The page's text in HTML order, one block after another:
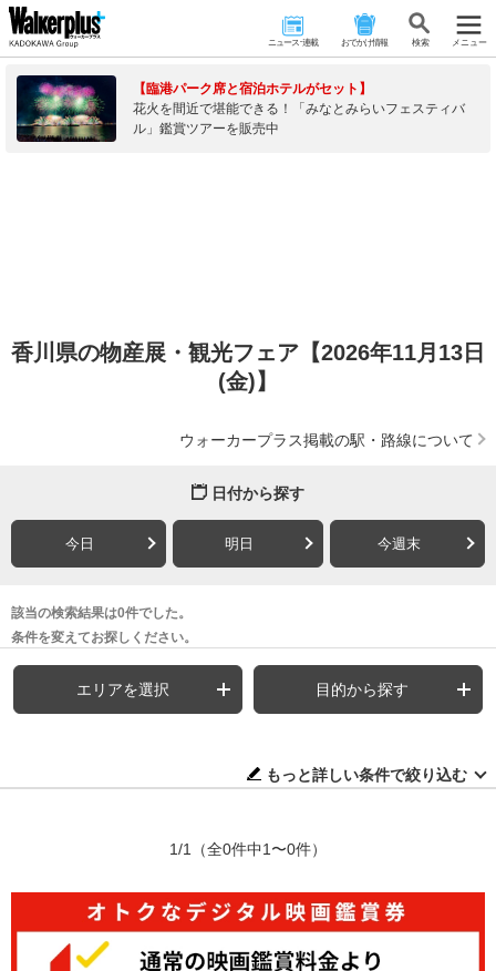
ニュース･連載 おでかけ情報 検 索 メニュー
【臨港パーク席と宿泊ホテルがセット】
花火を間近で堪能できる！「みなとみらいフェスティバ
ル」鑑賞ツアーを販売中
香川県の物産展・観光フェア【2026年11月13日
(金)】
ウォーカープラス掲載の駅・路線について
日付から探す
今日 明日 今週末
該当の検索結果は0件でした。
条件を変えてお探しください。
エリアを選択 目的から探す
もっと詳しい条件で絞り込む
1/1 （全0件中1〜0件）